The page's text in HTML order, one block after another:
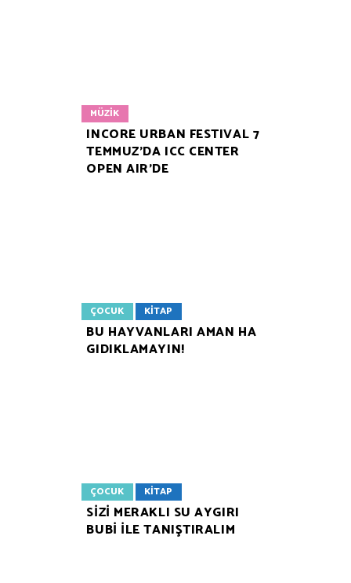
MÜZIK
INCORE URBAN FESTIVAL 7
TEMMUZ’DA ICC CENTER
OPEN AIR’DE
ÇOCUK KITAP
BU HAYVANLARI AMAN HA
GIDIKLAMAYIN!
ÇOCUK KITAP
SİZİ MERAKLI SU AYGIRI
BUBİ İLE TANIŞTIRALIM